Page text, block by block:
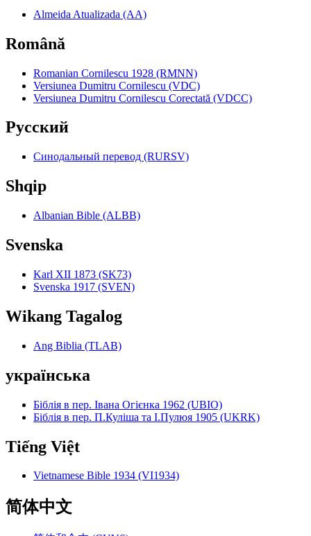
Almeida Atualizada (AA)
Română
Romanian Cornilescu 1928 (RMNN)
Versiunea Dumitru Cornilescu (VDC)
Versiunea Dumitru Cornilescu Corectată (VDCC)
Pyccкий
Синодальный перевод (RURSV)
Shqip
Albanian Bible (ALBB)
Svenska
Karl XII 1873 (SK73)
Svenska 1917 (SVEN)
Wikang Tagalog
Ang Biblia (TLAB)
українська
Біблія в пер. Івана Огієнка 1962 (UBIO)
Біблія в пер. П.Куліша та І.Пулюя 1905 (UKRK)
Tiếng Việt
Vietnamese Bible 1934 (VI1934)
简体中文